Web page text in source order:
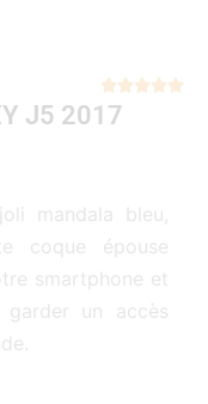

J5 2017
mandala bleu,
coque épouse
smartphone et
garder un accès